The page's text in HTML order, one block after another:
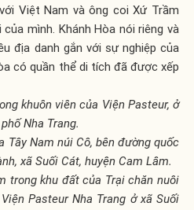
Việt Nam và ông coi Xứ Trầm
mình. Khánh Hòa nói riêng và
địa danh gắn với sự nghiệp của
có quần thể di tích đã được xếp
khuôn viên của Viện Pasteur, ở
Nha Trang.
Tây Nam núi Cô, bên đường quốc
xã Suối Cát, huyện Cam Lâm.
trong khu đất của Trại chăn nuôi
Pasteur Nha Trang ở xã Suối